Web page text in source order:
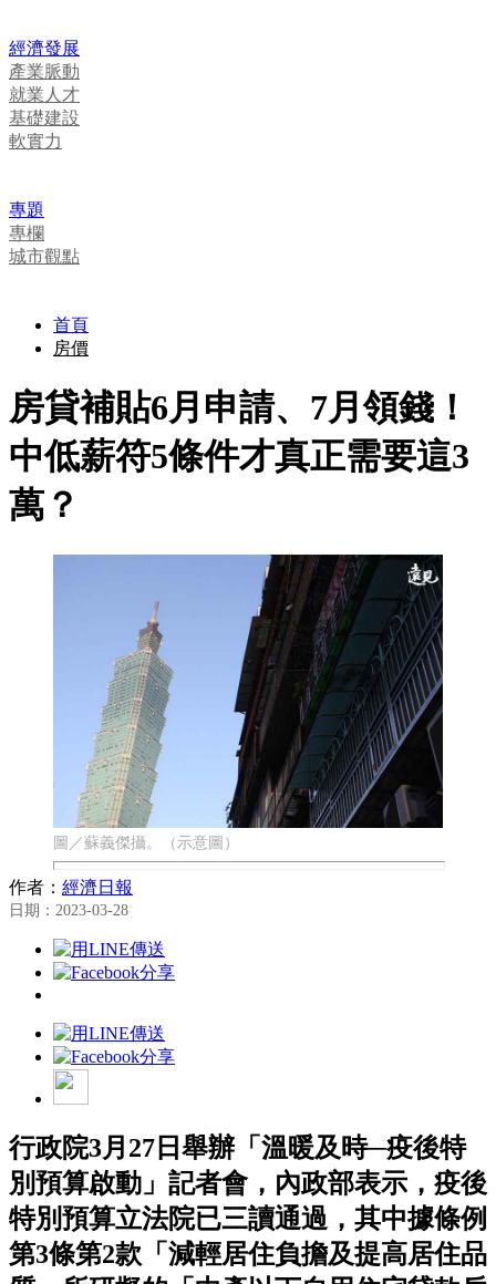
經濟發展
產業脈動
就業人才
基礎建設
軟實力
專題
專欄
城市觀點
首頁
房價
房貸補貼6月申請、7月領錢！
中低薪符5條件才真正需要這3
萬？
圖／蘇義傑攝。（示意圖）
作者： 經濟日報
日期：2023-03-28
行政院3月27日舉辦「溫暖及時─疫後特
別預算啟動」記者會，內政部表示，疫後
特別預算立法院已三讀通過，其中據條例
第3條第2款「減輕居住負擔及提高居住品